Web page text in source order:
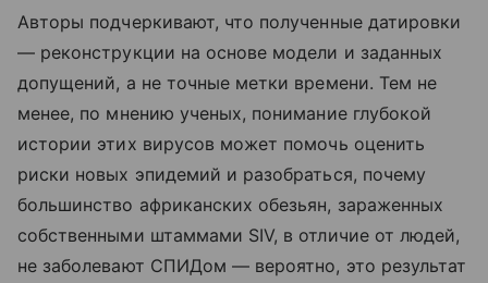
Авторы подчеркивают, что полученные датировки
— реконструкции на основе модели и заданных
допущений, а не точные метки времени. Тем не
менее, по мнению ученых, понимание глубокой
истории этих вирусов может помочь оценить
риски новых эпидемий и разобраться, почему
большинство африканских обезьян, зараженных
собственными штаммами SIV, в отличие от людей,
не заболевают СПИДом — вероятно, это результат